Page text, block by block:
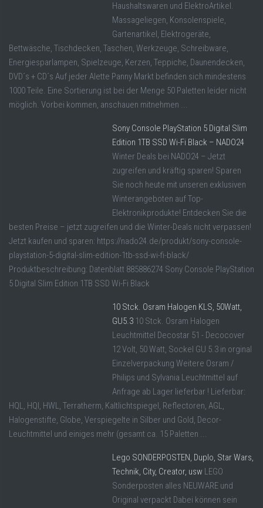
Haushaltswaren und ElektroArtikel.
Massageliegen, Konsolenspiele,
Gartenartikel, Elektrogeräte,
Bettwäsche, Tischdecken, Taschen, Werkzeuge, Schreibware,
Energiesparlampen, Spielzeuge, Kerzen, Teppiche, Daunendecken,
DVD´s + CD´s Auf jeder Alette Panny Markt befinden sich mindestens
1000 Teile. Eine Sortierung ist bei der Menge 50 Paletten leider nicht
möglich. Vorbei kommen, anschauen mitnehmen ...
Sony Console PlayStation 5 Digital Slim
Edition 1TB SSD Wi-Fi Black – NADO24
Winter Deals bei NADO24 – Jetzt
zugreifen und kräftig sparen! Sparen
Sie noch heute mit unseren exklusiven
Winterangeboten auf Top-
Elektronikprodukte! Entdecken Sie die
besten Preise – jetzt zugreifen und die Winter-Deals nicht verpassen!
Jetzt kaufen und sparen: https://nado24.de/produkt/sony-console-
playstation-5-digital-slim-edition-1tb-ssd-wi-fi-black/
Produktbeschreibung: Datenblatt 885886274 Sony Console PlayStation
5 Digital Slim Edition 1TB SSD Wi-Fi Black
10 Stck. Osram Halogen KLS, 50Watt,
GU5.3 10 Stck. Osram Halogen
Leuchtmittel Decostar 51 - Decocover
12 Volt, 50 Watt, Sockel GU 5.3 in orginal
Einzelverpackung Weitere Osram /
Philips und Sylvania Leuchtmittel auf
Anfrage ab Lager lieferbar ! Lieferbar:
HQL, HQI, HWL, Terratherm, Kaltlichtspiegel, Reflectoren, AGL,
Halogenstifte, Globe, Verspiegelte in Silber und Gold, Decor-
Leuchtmittel und einiges mehr (gesamt ca. 15 Paletten ...
Lego SONDERPOSTEN, Duplo, Star Wars,
Technik, City, Creator, usw LEGO
Sonderposten alles NEUWARE und
Original verpackt Dabei können sein